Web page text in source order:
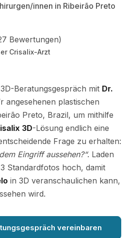
innen in Ribeirão Preto
Bewertungen)
Crisalix-Arzt
Beratungsgespräch mit Dr.
angesehenen plastischen
Preto, Brazil, um mithilfe
3D-Lösung endlich eine
Frage zu erhalten:
Eingriff aussehen?“. Laden
Standardfotos hoch, damit
in 3D veranschaulichen kann,
wird.
vereinbaren